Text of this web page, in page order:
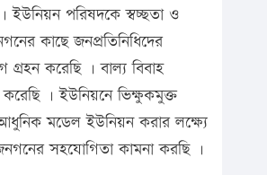
ইউনিয়ন পরিষদকে স্বচ্ছতা ও
কাছে জনপ্রতিনিধিদের
করেছি । বাল্য বিবাহ
। ইউনিয়নে ভিক্ষুকমুক্ত
আধুনিক মডেল ইউনিয়ন করার লক্ষ্যে
সহযোগিতা কামনা করছি ।